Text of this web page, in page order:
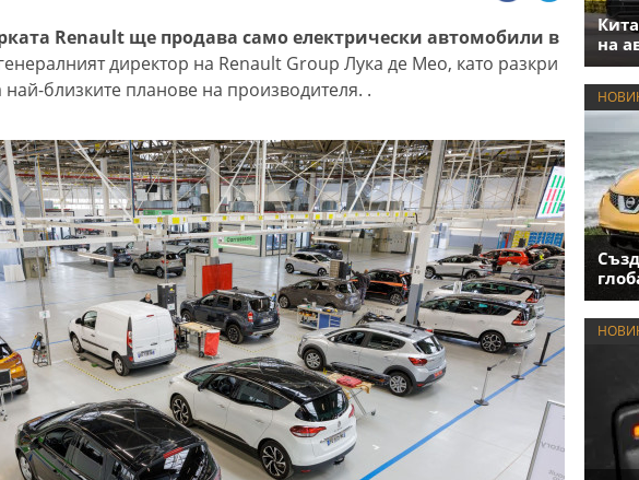
Renault ще продава само електрически автомобили в
директор на Renault Group Лука де Мео, като разкри
близките планове на производителя. .
на